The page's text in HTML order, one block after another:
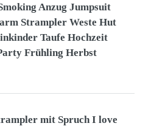
Anzug Jumpsuit
Strampler Weste Hut
Taufe Hochzeit
Frühling Herbst
mit Spruch I love